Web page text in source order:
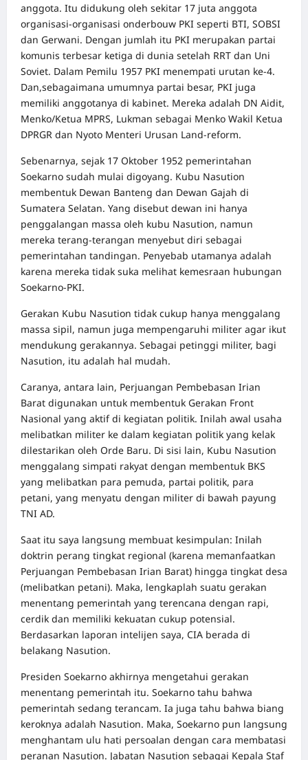
anggota. Itu didukung oleh sekitar 17 juta anggota
organisasi-organisasi onderbouw PKI seperti BTI, SOBSI
dan Gerwani. Dengan jumlah itu PKI merupakan partai
komunis terbesar ketiga di dunia setelah RRT dan Uni
Soviet. Dalam Pemilu 1957 PKI menempati urutan ke-4.
Dan,sebagaimana umumnya partai besar, PKI juga
memiliki anggotanya di kabinet. Mereka adalah DN Aidit,
Menko/Ketua MPRS, Lukman sebagai Menko Wakil Ketua
DPRGR dan Nyoto Menteri Urusan Land-reform.
Sebenarnya, sejak 17 Oktober 1952 pemerintahan
Soekarno sudah mulai digoyang. Kubu Nasution
membentuk Dewan Banteng dan Dewan Gajah di
Sumatera Selatan. Yang disebut dewan ini hanya
penggalangan massa oleh kubu Nasution, namun
mereka terang-terangan menyebut diri sebagai
pemerintahan tandingan. Penyebab utamanya adalah
karena mereka tidak suka melihat kemesraan hubungan
Soekarno-PKI.
Gerakan Kubu Nasution tidak cukup hanya menggalang
massa sipil, namun juga mempengaruhi militer agar ikut
mendukung gerakannya. Sebagai petinggi militer, bagi
Nasution, itu adalah hal mudah.
Caranya, antara lain, Perjuangan Pembebasan Irian
Barat digunakan untuk membentuk Gerakan Front
Nasional yang aktif di kegiatan politik. Inilah awal usaha
melibatkan militer ke dalam kegiatan politik yang kelak
dilestarikan oleh Orde Baru. Di sisi lain, Kubu Nasution
menggalang simpati rakyat dengan membentuk BKS
yang melibatkan para pemuda, partai politik, para
petani, yang menyatu dengan militer di bawah payung
TNI AD.
Saat itu saya langsung membuat kesimpulan: Inilah
doktrin perang tingkat regional (karena memanfaatkan
Perjuangan Pembebasan Irian Barat) hingga tingkat desa
(melibatkan petani). Maka, lengkaplah suatu gerakan
menentang pemerintah yang terencana dengan rapi,
cerdik dan memiliki kekuatan cukup potensial.
Berdasarkan laporan intelijen saya, CIA berada di
belakang Nasution.
Presiden Soekarno akhirnya mengetahui gerakan
menentang pemerintah itu. Soekarno tahu bahwa
pemerintah sedang terancam. Ia juga tahu bahwa biang
keroknya adalah Nasution. Maka, Soekarno pun langsung
menghantam ulu hati persoalan dengan cara membatasi
peranan Nasution. Jabatan Nasution sebagai Kepala Staf